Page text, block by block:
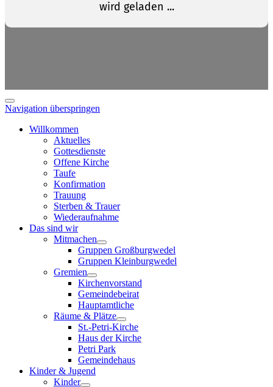
Navigation überspringen
Willkommen
Aktuelles
Gottesdienste
Offene Kirche
Taufe
Konfirmation
Trauung
Sterben & Trauer
Wiederaufnahme
Das sind wir
Mitmachen
Gruppen Großburgwedel
Gruppen Kleinburgwedel
Gremien
Kirchenvorstand
Gemeindebeirat
Hauptamtliche
Räume & Plätze
St.-Petri-Kirche
Haus der Kirche
Petri Park
Gemeindehaus
Kinder & Jugend
Kinder